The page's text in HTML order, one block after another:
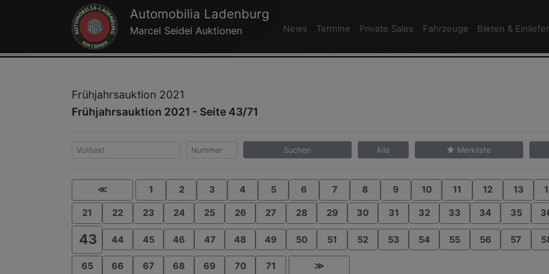
Automobilia Ladenburg
Marcel Seidel Auktionen News Termine Private Sales Fahrzeuge Bieten &
Frühjahrsauktion 2021
Frühjahrsauktion 2021 - Seite 43/71
Suchen Alle Merkliste
≪ 1 2 3 4 5 6 7 8 9 10 11 12 13
21 22 23 24 25 26 27 28 29 30 31 32 33 34 35
43 44 45 46 47 48 49 50 51 52 53 54 55 56 57
65 66 67 68 69 70 71 ≫